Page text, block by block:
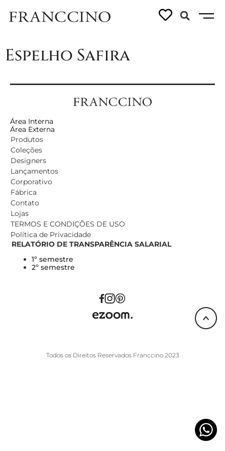
Linhas:Safira
Espelho Safira
Área Interna
Área Externa
Produtos
Coleções
Designers
Lançamentos
Corporativo
Fábrica
Contato
Lojas
TERMOS E CONDIÇÕES DE USO
Política de Privacidade
RELATÓRIO DE TRANSPARÊNCIA SALARIAL
1º semestre
2º semestre
Todos os Direitos Reservados Franccino 2023